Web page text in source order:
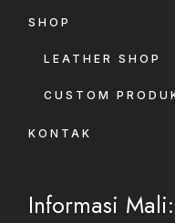
SHOP
LEATHER SHOP
CUSTOM
KONTAK
Informasi Mali: